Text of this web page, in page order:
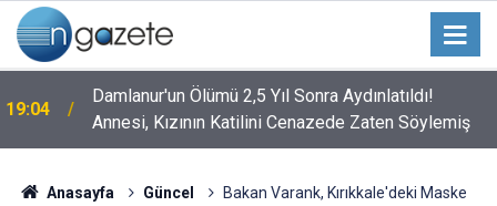
19:04
Damlanur'un Ölümü 2,5 Yıl Sonra Aydınlatıldı!
Annesi, Kızının Katilini Cenazede Zaten Söylemiş
Anasayfa Güncel
Bakan Varank, Kırıkkale'deki Maske